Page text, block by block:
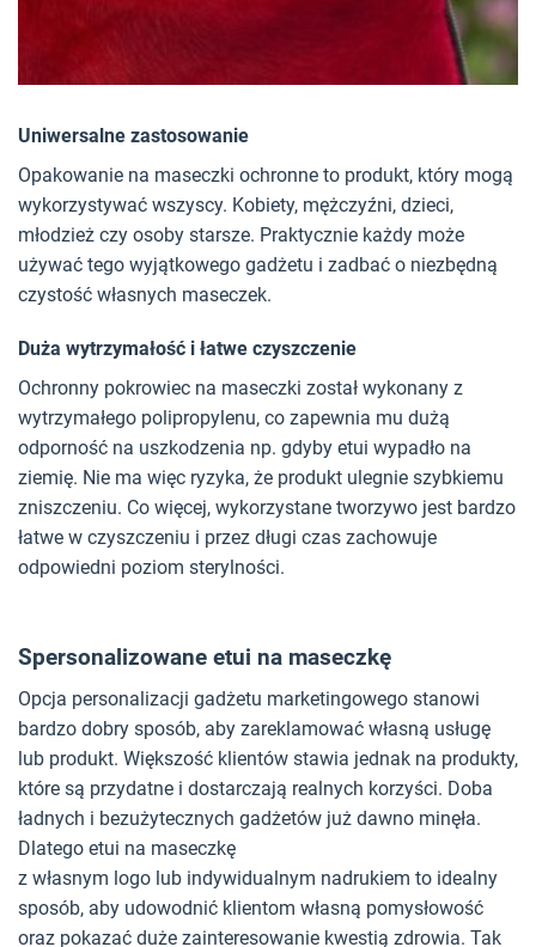
Uniwersalne zastosowanie
Opakowanie na maseczki ochronne to produkt, który mogą
wykorzystywać wszyscy. Kobiety, mężczyźni, dzieci,
młodzież czy osoby starsze. Praktycznie każdy może
używać tego wyjątkowego gadżetu i zadbać o niezbędną
czystość własnych maseczek.
Duża wytrzymałość i łatwe czyszczenie
Ochronny pokrowiec na maseczki został wykonany z
wytrzymałego polipropylenu, co zapewnia mu dużą
odporność na uszkodzenia np. gdyby etui wypadło na
ziemię. Nie ma więc ryzyka, że produkt ulegnie szybkiemu
zniszczeniu. Co więcej, wykorzystane tworzywo jest bardzo
łatwe w czyszczeniu i przez długi czas zachowuje
odpowiedni poziom sterylności.
Spersonalizowane etui na maseczkę
Opcja personalizacji gadżetu marketingowego stanowi
bardzo dobry sposób, aby zareklamować własną usługę
lub produkt. Większość klientów stawia jednak na produkty,
które są przydatne i dostarczają realnych korzyści. Doba
ładnych i bezużytecznych gadżetów już dawno minęła.
Dlatego etui na maseczkę
z własnym logo lub indywidualnym nadrukiem to idealny
sposób, aby udowodnić klientom własną pomysłowość
oraz pokazać duże zainteresowanie kwestią zdrowia. Tak